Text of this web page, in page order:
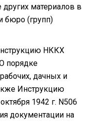
других материалов в
бюро (групп)
НККХ
порядке
дачных и
Инструкцию
1942 г. N506
документации на